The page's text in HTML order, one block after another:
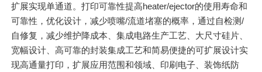
扩展实现单通道。打印可靠性提高heater/ejector的使用寿命和
可靠性，优化设计，减少喷嘴/流道堵塞的概率，通过自检测/
自修复，减少维护降成本、集成电路生产工艺、大尺寸硅片、
宽幅设计、高可靠的封装集成工艺和简易便捷的可扩展设计实
现高通量打印，扩展应用范围和领域、印刷电子、装饰纸防